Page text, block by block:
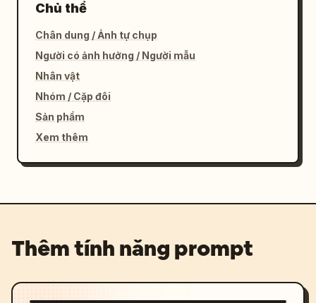
Chủ thể
Chân dung / Ảnh tự chụp
Người có ảnh hưởng / Người mẫu
Nhân vật
Nhóm / Cặp đôi
Sản phẩm
Xem thêm
Thêm tính năng prompt